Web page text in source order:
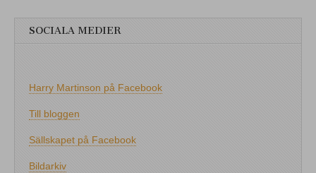
SOCIALA MEDIER
Harry Martinson på Facebook
Till bloggen
Sällskapet på Facebook
Bildarkiv